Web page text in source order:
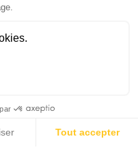
Tout accepter
Tous droits reservés.
en matière de cookies